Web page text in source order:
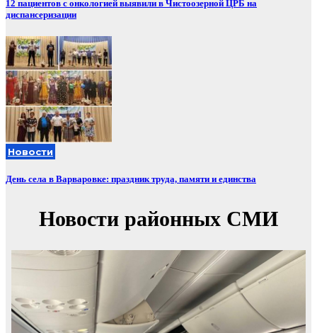
12 пациентов с онкологией выявили в Чистоозерной ЦРБ на
диспансеризации
Новости
День села в Варваровке: праздник труда, памяти и единства